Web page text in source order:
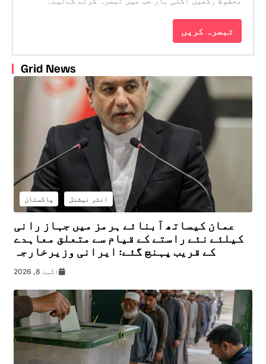
Grid News
انٹر نیشنل پاکستان
عمان کیساتھ آبنائے ہرمز میں جہاز رانی
کیلئے نئے راستے کے قیام سے متعلق معاہدے
کے قریب پہنچ گئے: ایرانی وزیرخارجہ
اگست 8, 2026